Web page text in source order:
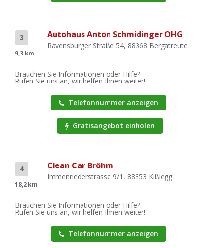
3
9,3 km
Autohaus Anton Schmidinger OHG
Ravensburger Straße 54, 88368 Bergatreute
Brauchen Sie Informationen oder Hilfe?
Rufen Sie uns an, wir helfen Ihnen weiter!
Telefonnummer anzeigen
Gratisangebot einholen
4
18,2 km
Clean Car Bröhm
Immenriederstrasse 9/1, 88353 Kißlegg
Brauchen Sie Informationen oder Hilfe?
Rufen Sie uns an, wir helfen Ihnen weiter!
Telefonnummer anzeigen